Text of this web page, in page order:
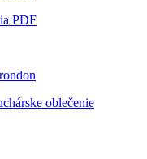
PDF
oblečenie